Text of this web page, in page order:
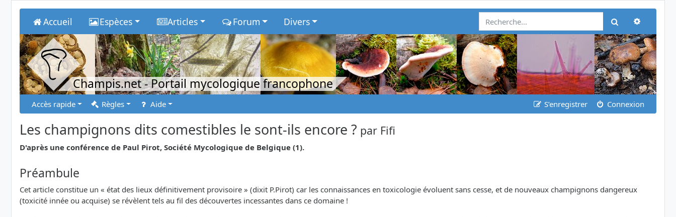
Accueil Espèces Articles Forum Divers Rechercher
Champis.net- Portail mycologique francophone
Accès rapide Règles Aide S’enregistrer Connexion
Les champignons dits comestibles le sont-ils encore ? par Fifi
D'après une conférence de Paul Pirot, Société Mycologique de Belgique (1).
Préambule
Cet article constitue un « état des lieux définitivement provisoire » (dixit P.Pirot) car les connaissances en toxicologie évoluent sans cesse, et de nouveaux champignons dangereux
(toxicité innée ou acquise) se révèlent tels au fil des découvertes incessantes dans ce domaine !